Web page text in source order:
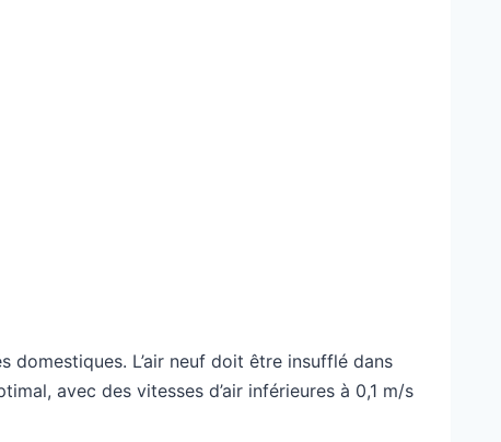
L’air neuf doit être insufflé dans
avec des vitesses d’air inférieures à 0,1 m/s